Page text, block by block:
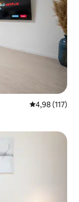
Prosječna
4,98 (117)